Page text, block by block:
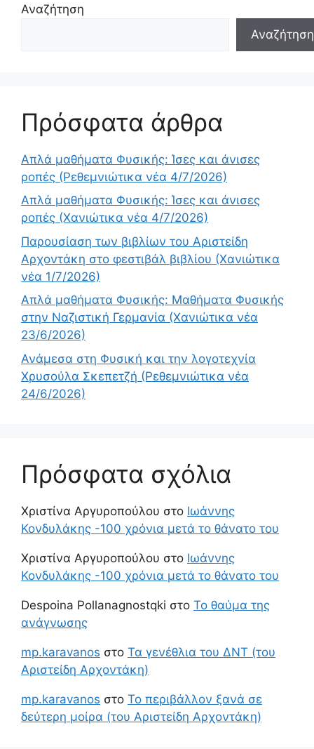
Αναζήτηση
Αναζήτηση
Πρόσφατα άρθρα
Απλά μαθήματα Φυσικής: Ίσες και άνισες
ροπές (Ρεθεμνιώτικα νέα 4/7/2026)
Απλά μαθήματα Φυσικής: Ίσες και άνισες
ροπές (Χανιώτικα νέα 4/7/2026)
Παρουσίαση των βιβλίων του Αριστείδη
Αρχοντάκη στο φεστιβάλ βιβλίου (Χανιώτικα
νέα 1/7/2026)
Απλά μαθήματα Φυσικής: Μαθήματα Φυσικής
στην Ναζιστική Γερμανία (Χανιώτικα νέα
23/6/2026)
Ανάμεσα στη Φυσική και την λογοτεχνία
Χρυσούλα Σκεπετζή (Ρεθεμνιώτικα νέα
24/6/2026)
Πρόσφατα σχόλια
Χριστίνα Αργυροπούλου στο Ιωάννης
Κονδυλάκης -100 χρόνια μετά το θάνατο του
Χριστίνα Αργυροπούλου στο Ιωάννης
Κονδυλάκης -100 χρόνια μετά το θάνατο του
Despoina Pollanagnostqki στο Το θαύμα της
ανάγνωσης
mp.karavanos στο Τα γενέθλια του ΔΝΤ (του
Αριστείδη Αρχοντάκη)
mp.karavanos στο Το περιβάλλον ξανά σε
δεύτερη μοίρα (του Αριστείδη Αρχοντάκη)